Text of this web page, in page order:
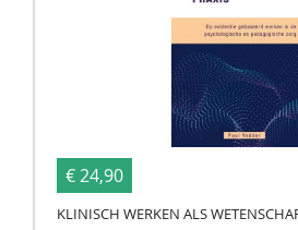
€ 24,90
KLINISCH WERKEN ALS